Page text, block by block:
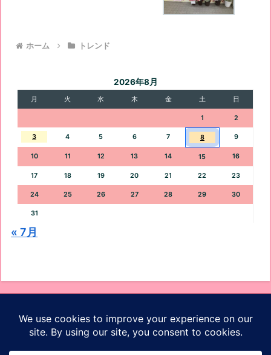
ホーム トレンド
2026年8月
月 火 水 木 金 土 日
1 2
3 4 5 6 7 8 9
10 11 12 13 14 15 16
17 18 19 20 21 22 23
24 25 26 27 28 29 30
31
« 7月
オッケーブログ